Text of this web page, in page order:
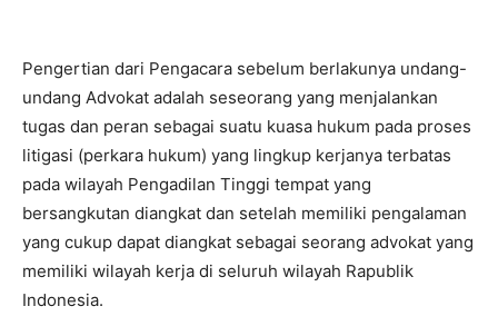
Pengertian dari Pengacara sebelum berlakunya undang-
undang Advokat adalah seseorang yang menjalankan
tugas dan peran sebagai suatu kuasa hukum pada proses
litigasi (perkara hukum) yang lingkup kerjanya terbatas
pada wilayah Pengadilan Tinggi tempat yang
bersangkutan diangkat dan setelah memiliki pengalaman
yang cukup dapat diangkat sebagai seorang advokat yang
memiliki wilayah kerja di seluruh wilayah Rapublik
Indonesia.